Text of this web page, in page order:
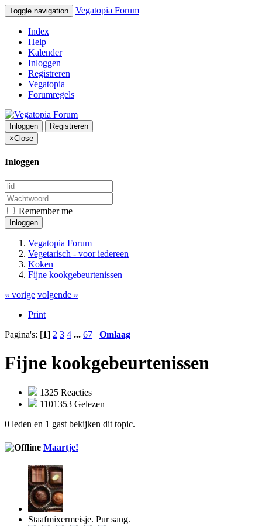
Toggle navigation Vegatopia Forum
Index
Help
Kalender
Inloggen
Registreren
Vegatopia
Forumregels
Inloggen
Registreren
×Close
Inloggen
Remember me
Inloggen
Vegatopia Forum
Vegetarisch - voor iedereen
Koken
Fijne kookgebeurtenissen
« vorige volgende »
Print
Pagina's: [1] 2 3 4 ... 67 Omlaag
Fijne kookgebeurtenissen
1325 Reacties
1101353 Gelezen
0 leden en 1 gast bekijken dit topic.
Maartje!
Staafmixermeisje. Pur sang.